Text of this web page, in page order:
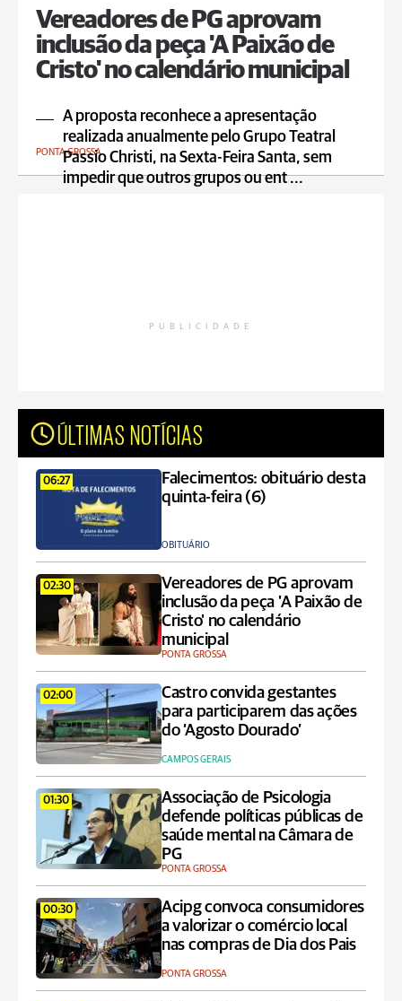
Vereadores de PG aprovam
inclusão da peça 'A Paixão de
Cristo' no calendário municipal
A proposta reconhece a apresentação
realizada anualmente pelo Grupo Teatral
Passio Christi, na Sexta-Feira Santa, sem
impedir que outros grupos ou ent ...
PONTA GROSSA
PUBLICIDADE
ÚLTIMAS NOTÍCIAS
06:27
Falecimentos: obituário desta
quinta-feira (6)
OBITUÁRIO
02:30
Vereadores de PG aprovam
inclusão da peça 'A Paixão de
Cristo' no calendário
municipal
PONTA GROSSA
02:00
Castro convida gestantes
para participarem das ações
do ‘Agosto Dourado’
CAMPOS GERAIS
01:30
Associação de Psicologia
defende políticas públicas de
saúde mental na Câmara de
PG
PONTA GROSSA
00:30
Acipg convoca consumidores
a valorizar o comércio local
nas compras de Dia dos Pais
PONTA GROSSA